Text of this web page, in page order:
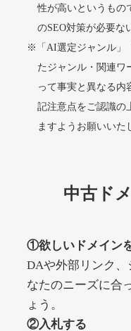
ジャンルその他
DA51 外部リンク
入札 0件
10,800円 入札 0件
性が高いというもの
のSEO対策が必要な
※「AI選定ジャンル」
たジャンル・関連ワ
って事実と異なる内
記注意点をご認識の
ますようお願いいた
中古ド
①欲しいドメイン
DAや外部リンク
なたのニーズに合
ょう。
②入札する